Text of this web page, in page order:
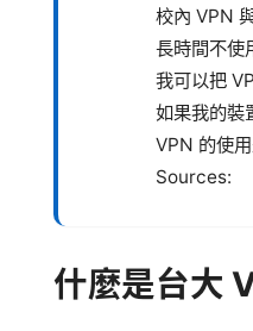
校內 VPN
長時間不使
我可以把
如果我的裝
VPN 的使
Sources:
什麼是台大